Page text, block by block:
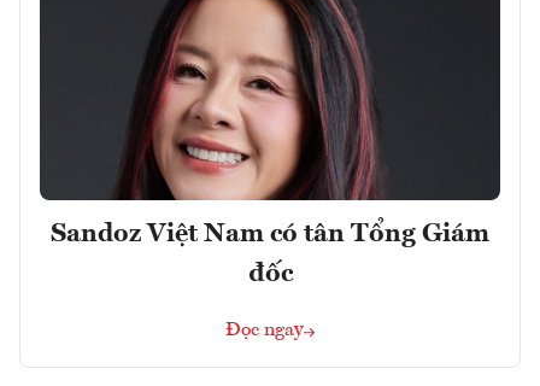
Sandoz Việt Nam có tân Tổng Giám
đốc
Đọc ngay